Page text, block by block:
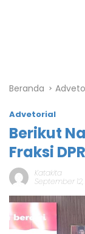
Beranda
Advetorial
Berikut
Fraksi
Katakita
September 12,